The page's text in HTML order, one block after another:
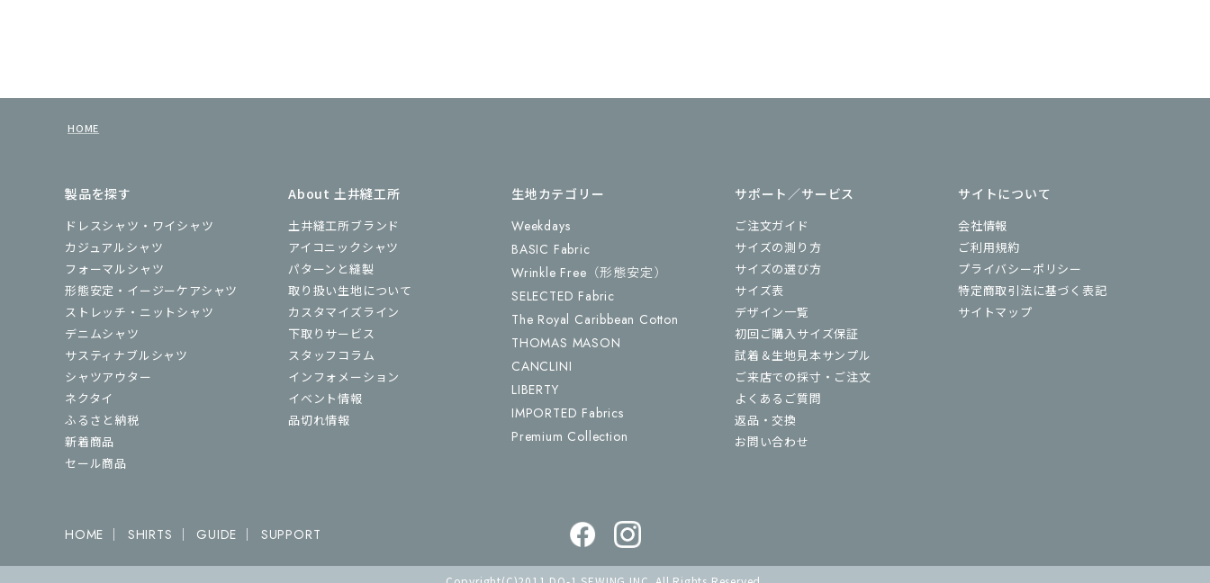
HOME
製品を探す
ドレスシャツ・ワイシャツ
カジュアルシャツ
フォーマルシャツ
形態安定・イージーケアシャツ
ストレッチ・ニットシャツ
デニムシャツ
サスティナブルシャツ
シャツアウター
ネクタイ
ふるさと納税
新着商品
セール商品
About 土井縫工所
土井縫工所ブランド
アイコニックシャツ
パターンと縫製
取り扱い生地について
カスタマイズライン
下取りサービス
スタッフコラム
インフォメーション
イベント情報
品切れ情報
生地カテゴリー
Weekdays
BASIC Fabric
Wrinkle Free （形態安定）
SELECTED Fabric
The Royal Caribbean Cotton
THOMAS MASON
CANCLINI
LIBERTY
IMPORTED Fabrics
Premium Collection
サポート／サービス
ご注文ガイド
サイズの測り方
サイズの選び方
サイズ表
デザイン一覧
初回ご購入サイズ保証
試着＆生地見本サンプル
ご来店での採寸・ご注文
よくあるご質問
返品・交換
お問い合わせ
サイトについて
会社情報
ご利用規約
プライバシーポリシー
特定商取引法に基づく表記
サイトマップ
HOME ｜ SHIRTS ｜ GUIDE ｜ SUPPORT